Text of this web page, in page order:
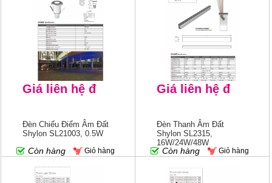
Giá liên hệ đ
Đèn Chiếu Điểm Âm Đất
Shylon SL21003, 0.5W
Còn hàng Giỏ hàng
Giá liên hệ đ
Đèn Thanh Âm Đất
Shylon SL2315,
16W/24W/48W
Còn hàng Giỏ hàng